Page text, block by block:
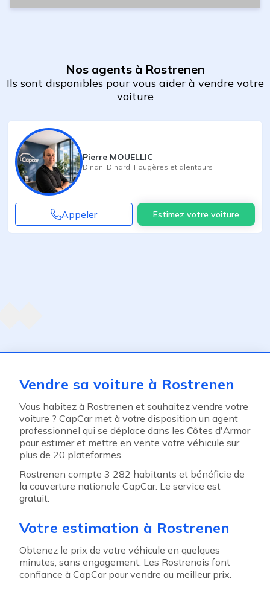
Nos agents à Rostrenen
Ils sont disponibles pour vous aider à vendre votre
voiture
Pierre MOUELLIC
Dinan Dinard Fougères et alentours
Appeler Estimez votre voiture
Vendre sa voiture à Rostrenen
Vous habitez à Rostrenen et souhaitez vendre votre
voiture ? CapCar met à votre disposition un agent
professionnel qui se déplace dans les Côtes d'Armor
pour estimer et mettre en vente votre véhicule sur
plus de 20 plateformes.
Rostrenen compte 3 282 habitants et bénéficie de
la couverture nationale CapCar. Le service est
gratuit.
Votre estimation à Rostrenen
Obtenez le prix de votre véhicule en quelques
minutes, sans engagement. Les Rostrenois font
confiance à CapCar pour vendre au meilleur prix.